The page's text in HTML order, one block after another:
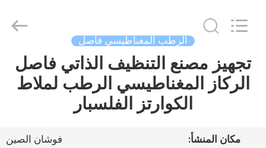
منزل،
بيت
الرطب المغناطيسي فاصل
تجهيز مصنع التنظيف الذاتي فاصل
الركاز المغناطيسي الرطب لملاط
الكوارتز الفلسبار
مكان المنشأ:
فوشان الصين